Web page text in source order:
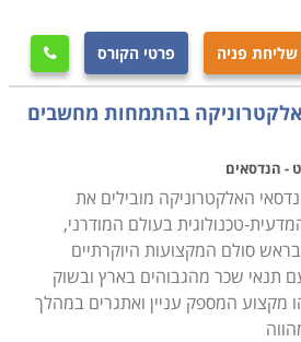
שליחת פניה פרטי הקורס 
בהתמחות מחשבים
- הנדסאים
האלקטרוניקה מובילים את
טכנולוגית בעולם המודרני,
סולם המקצועות היוקרתיים
תנאי שכר מהגבוהים בארץ ובשוק
מקצוע המספק עניין ואתגרים במהלך